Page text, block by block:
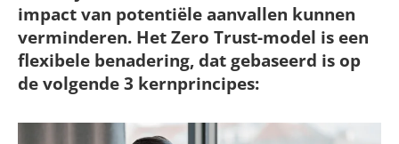
impact van potentiële aanvallen kunnen
verminderen. Het Zero Trust-model is een
flexibele benadering, dat gebaseerd is op
de volgende 3 kernprincipes: